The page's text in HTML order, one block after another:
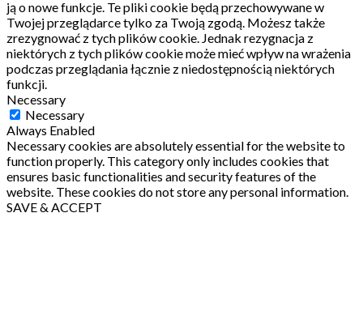
ją o nowe funkcje. Te pliki cookie będą przechowywane w
Twojej przeglądarce tylko za Twoją zgodą. Możesz także
zrezygnować z tych plików cookie. Jednak rezygnacja z
niektórych z tych plików cookie może mieć wpływ na wrażenia
podczas przeglądania łącznie z niedostępnością niektórych
funkcji.
Necessary
Necessary
Always Enabled
Necessary cookies are absolutely essential for the website to
function properly. This category only includes cookies that
ensures basic functionalities and security features of the
website. These cookies do not store any personal information.
SAVE & ACCEPT